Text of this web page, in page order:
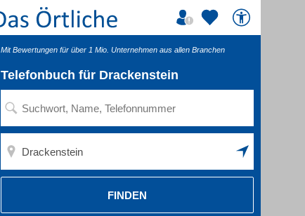
Mit Bewertungen für über 1 Mio. Unternehmen aus allen Branchen
Telefonbuch für Drackenstein
FINDEN